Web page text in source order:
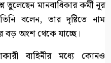
তুলেছেন মানবাধিকার কর্মী নূর
বলেন, তার দৃষ্টিতে নাম
বড় অংশ থেকে যাচ্ছে।
বাহিনীর মধ্যে কোনও